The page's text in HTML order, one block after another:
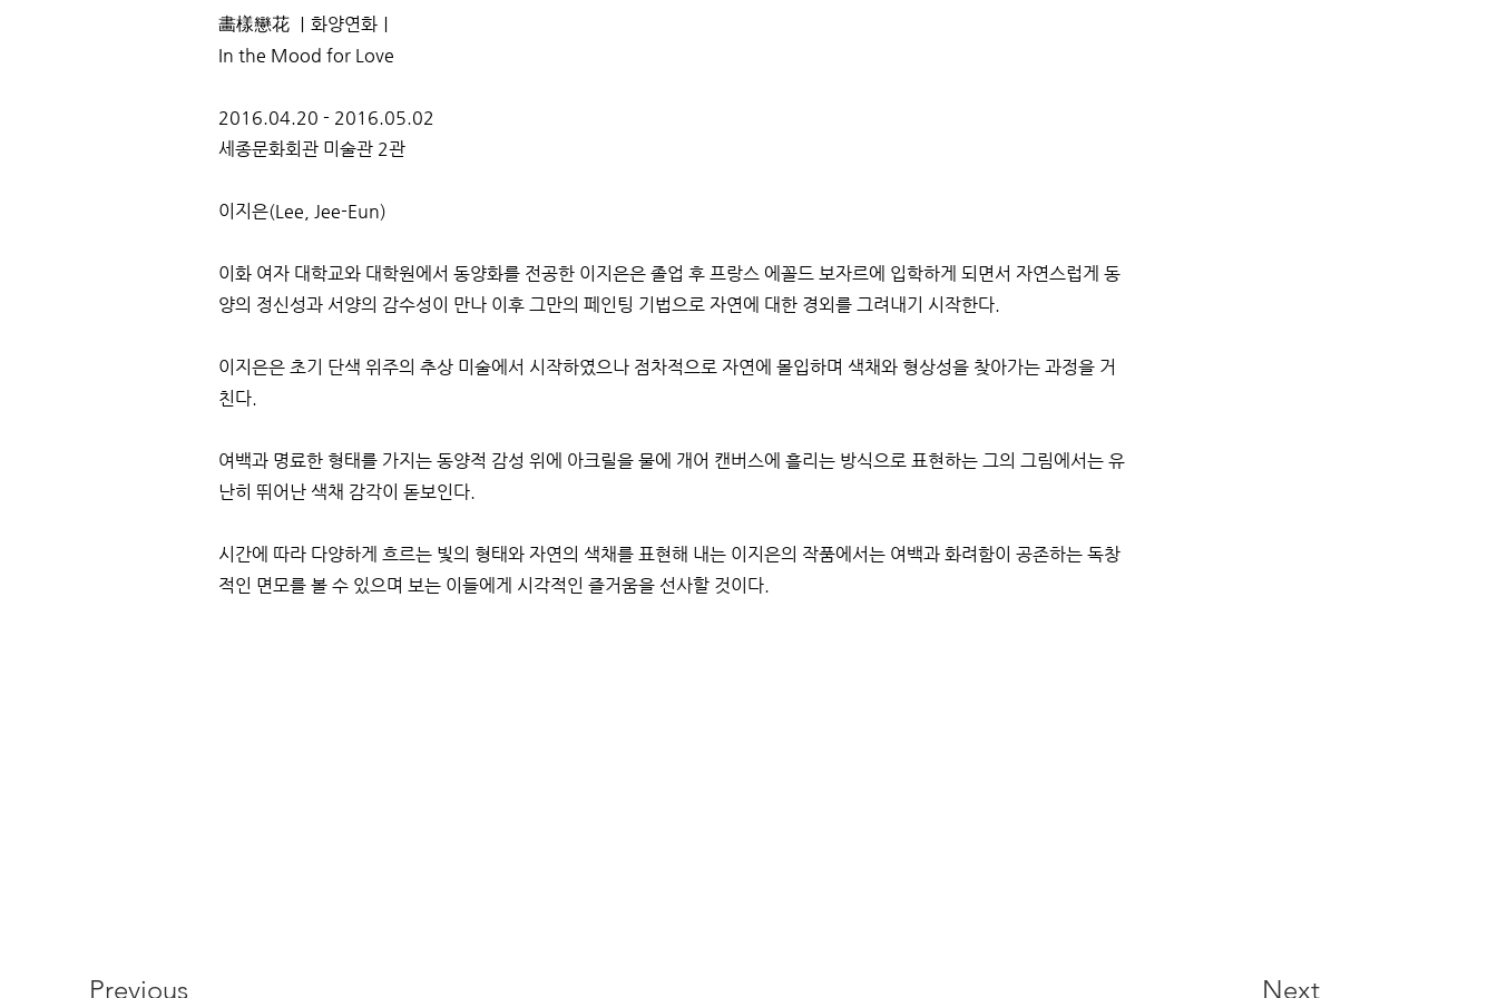
畵樣戀花 ｜화양연화｜
In the Mood for Love
2016.04.20 - 2016.05.02
세종문화회관 미술관 2관
이지은(Lee, Jee-Eun)
이화 여자 대학교와 대학원에서 동양화를 전공한 이지은은 졸업 후 프랑스 에꼴드 보자르에 입학하게 되면서 자연스럽게 동
양의 정신성과 서양의 감수성이 만나 이후 그만의 페인팅 기법으로 자연에 대한 경외를 그려내기 시작한다.
이지은은 초기 단색 위주의 추상 미술에서 시작하였으나 점차적으로 자연에 몰입하며 색채와 형상성을 찾아가는 과정을 거
친다.
여백과 명료한 형태를 가지는 동양적 감성 위에 아크릴을 물에 개어 캔버스에 흘리는 방식으로 표현하는 그의 그림에서는 유
난히 뛰어난 색채 감각이 돋보인다.
시간에 따라 다양하게 흐르는 빛의 형태와 자연의 색채를 표현해 내는 이지은의 작품에서는 여백과 화려함이 공존하는 독창
적인 면모를 볼 수 있으며 보는 이들에게 시각적인 즐거움을 선사할 것이다.
Previous Next